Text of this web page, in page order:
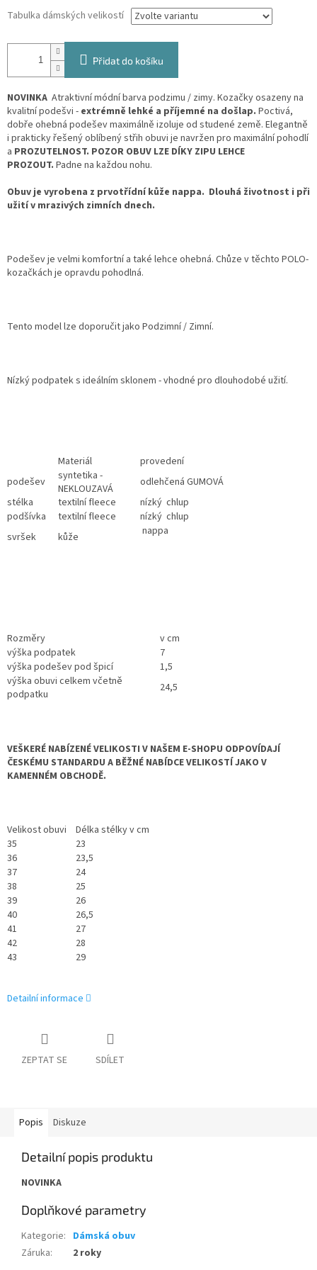
Tabulka dámských velikostí
Přidat do košíku
NOVINKA Atraktivní módní barva podzimu / zimy. Kozačky osazeny na
kvalitní podešvi - extrémně lehké a příjemné na došlap. Poctivá,
dobře ohebná podešev maximálně izoluje od studené země. Elegantně
i prakticky řešený oblíbený střih obuvi je navržen pro maximální pohodlí
a PROZUTELNOST. POZOR OBUV LZE DÍKY ZIPU LEHCE
PROZOUT. Padne na každou nohu.
Obuv je vyrobena z prvotřídní kůže nappa. Dlouhá životnost i při
užití v mrazivých zimních dnech.
Podešev je velmi komfortní a také lehce ohebná. Chůze v těchto POLO-
kozačkách je opravdu pohodlná.
Tento model lze doporučit jako Podzimní / Zimní.
Nízký podpatek s ideálním sklonem - vhodné pro dlouhodobé užití.
Materiál
provedení
podešev
syntetika -
NEKLOUZAVÁ
odlehčená GUMOVÁ
stélka
textilní fleece
nízký chlup
podšívka
textilní fleece
nízký chlup
svršek
kůže nappa
Rozměry
v cm
výška podpatek
7
výška podešev pod špicí
1,5
výška obuvi celkem včetně
podpatku
24,5
VEŠKERÉ NABÍZENÉ VELIKOSTI V NAŠEM E-SHOPU ODPOVÍDAJÍ
ČESKÉMU STANDARDU A BĚŽNÉ NABÍDCE VELIKOSTÍ JAKO V
KAMENNÉM OBCHODĚ.
Velikost obuvi
Délka stélky v cm
35
23
36
23,5
37
24
38
25
39
26
40
26,5
41
27
42
28
43
29
Detailní informace
ZEPTAT SE SDÍLET
Popis Diskuze
Detailní popis produktu
NOVINKA
Doplňkové parametry
Kategorie: Dámská obuv
Záruka: 2 roky